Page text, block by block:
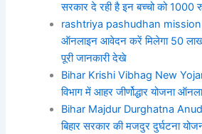
सरकार दे रही है इन बच्चो को 1000
rashtriya pashudhan mission :
ऑनलाइन आवेदन करें मिलेगा 50
पूरी जानकारी देखे
Bihar Krishi Vibhag New
विभाग में आहर जीर्णोद्धार योजना
Bihar Majdur Durghatna
बिहार सरकार की मजदुर दुर्घटना